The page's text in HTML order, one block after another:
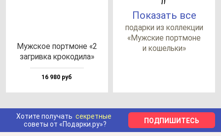
Муж­ское пор­тмо­не «2
заг­рив­ка кро­ко­ди­ла»
16 980 руб
Показать все
по­дар­ки из кол­лек­ции
«Муж­ские пор­тмо­не
и ко­шель­ки»
Хотите получать секретные
советы от «Подарки.ру»?
ПОДПИШИТЕСЬ